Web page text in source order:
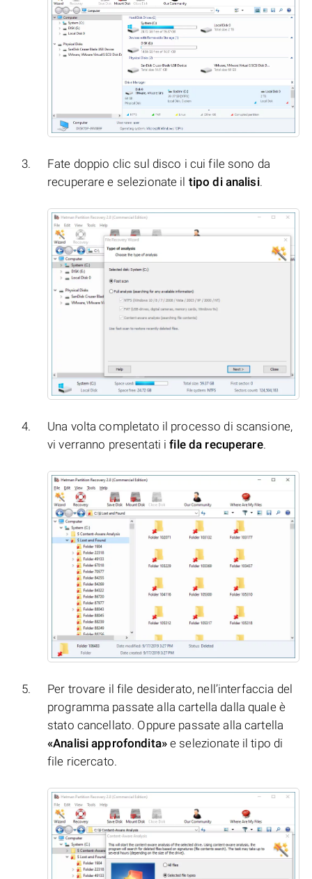
Fate doppio clic sul disco i cui file sono da
recuperare e selezionate il tipo di analisi.
Una volta completato il processo di scansione,
vi verranno presentati ifile da recuperare.
Per trovare il file desiderato, nell’interfaccia del
programma passate alla cartella dalla quale è
stato cancellato. Oppure passate alla cartella
«Analisi approfondita»e selezionate il tipo di
file ricercato.